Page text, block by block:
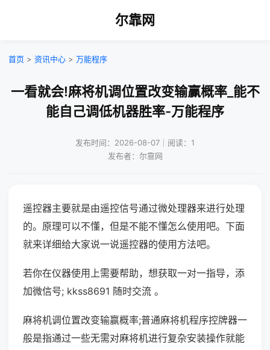
尔靠网
首页 > 资讯中心 > 万能程序
一看就会!麻将机调位置改变输赢概率_能不
能自己调低机器胜率-万能程序
发布时间：2026-08-07｜阅读：1
发布者：尔靠网
遥控器主要就是由遥控信号通过微处理器来进行处理
的。原理可以不懂，但是不能不懂怎么使用吧。下面
就来详细给大家说一说遥控器的使用方法吧。
若你在仪器使用上需要帮助，想获取一对一指导，添
加微信号; kkss8691 随时交流 。
麻将机调位置改变输赢概率;普通麻将机程序控牌器一
般是指通过一些无需对麻将机进行复杂安装操作就能